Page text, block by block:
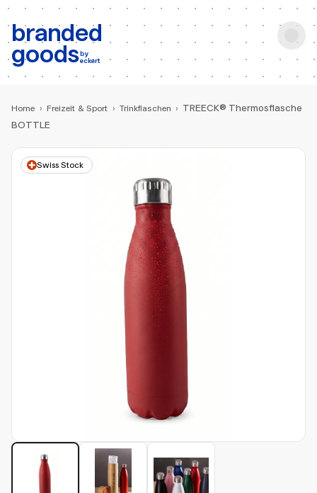
branded
goodsby
eckert
b: Produktsuche
Home › Freizeit & Sport › Trinkflaschen › TREECK® Thermosflasche
BOTTLE
Swiss Stock